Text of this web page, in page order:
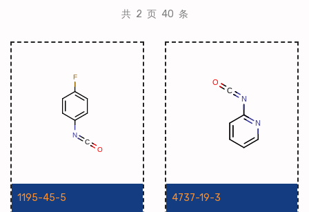
共 2 页 40 条
1195-45-5 4737-19-3